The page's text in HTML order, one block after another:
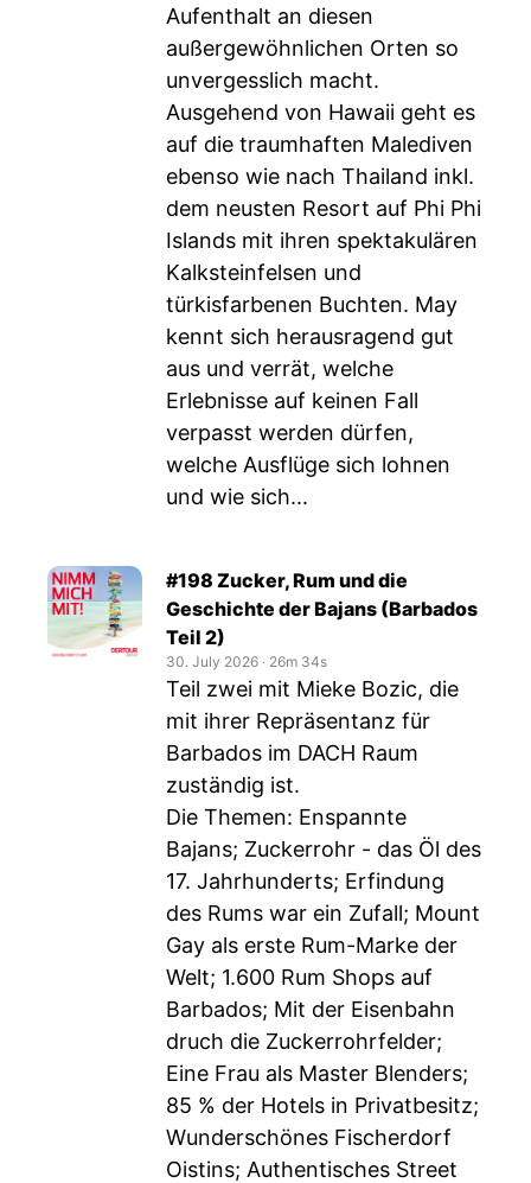
Aufenthalt an diesen
außergewöhnlichen Orten so
unvergesslich macht.
Ausgehend von Hawaii geht es
auf die traumhaften Malediven
ebenso wie nach Thailand inkl.
dem neusten Resort auf Phi Phi
Islands mit ihren spektakulären
Kalksteinfelsen und
türkisfarbenen Buchten. May
kennt sich herausragend gut
aus und verrät, welche
Erlebnisse auf keinen Fall
verpasst werden dürfen,
welche Ausflüge sich lohnen
und wie sich...
#198 Zucker, Rum und die
Geschichte der Bajans (Barbados
Teil 2)
30. July 2026 ‧ 26m 34s
Teil zwei mit Mieke Bozic, die
mit ihrer Repräsentanz für
Barbados im DACH Raum
zuständig ist.
Die Themen: Enspannte
Bajans; Zuckerrohr - das Öl des
17. Jahrhunderts; Erfindung
des Rums war ein Zufall; Mount
Gay als erste Rum-Marke der
Welt; 1.600 Rum Shops auf
Barbados; Mit der Eisenbahn
druch die Zuckerrohrfelder;
Eine Frau als Master Blenders;
85 % der Hotels in Privatbesitz;
Wunderschönes Fischerdorf
Oistins; Authentisches Street